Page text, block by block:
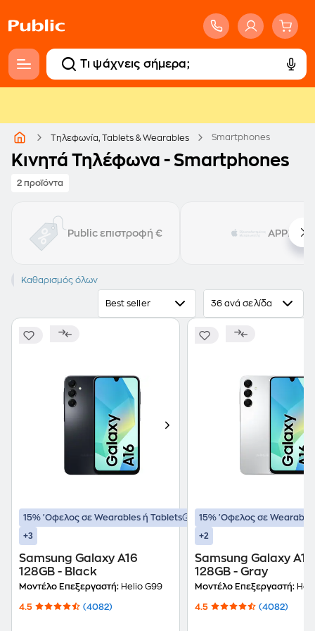
Τηλεφωνία, Tablets & Wearables Smartphones
Κινητά Τηλέφωνα - Smartphones
2 προϊόντα
Public επιστροφή € APPLE
Galaxy A16
Καθαρισμός όλων
Best seller 36 ανά σελίδα
15% 'Οφελος σε Wearables ή Tablets
+3
Samsung Galaxy A16
128GB - Black
Μοντέλο Επεξεργαστή: Helio G99
4.5 (4082)
15% 'Οφελος σε
+2
Samsung Galaxy A16
128GB - Gray
Μοντέλο Επεξεργαστή:
4.5 (4082)